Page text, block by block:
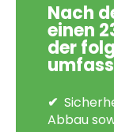
Nach
einen
der
Abbau